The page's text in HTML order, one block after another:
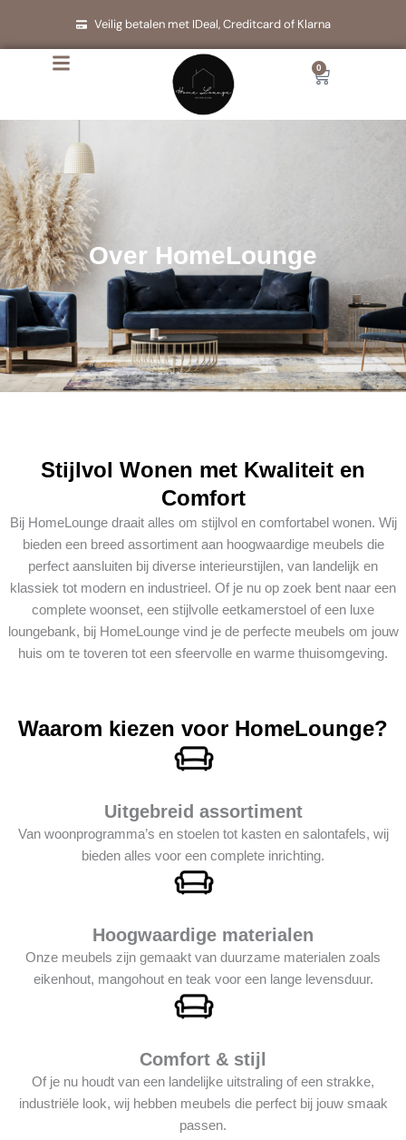
de
Veilig betalen met IDeal, Creditcard of Klarna
0
Cart
Over HomeLounge
Stijlvol Wonen met Kwaliteit en
Comfort
Bij HomeLounge draait alles om stijlvol en comfortabel wonen. Wij
bieden een breed assortiment aan hoogwaardige meubels die
perfect aansluiten bij diverse interieurstijlen, van landelijk en
klassiek tot modern en industrieel. Of je nu op zoek bent naar een
complete woonset, een stijlvolle eetkamerstoel of een luxe
loungebank, bij HomeLounge vind je de perfecte meubels om jouw
huis om te toveren tot een sfeervolle en warme thuisomgeving.
Waarom kiezen voor HomeLounge?
Uitgebreid assortiment
Van woonprogramma’s en stoelen tot kasten en salontafels, wij
bieden alles voor een complete inrichting.
Hoogwaardige materialen
Onze meubels zijn gemaakt van duurzame materialen zoals
eikenhout, mangohout en teak voor een lange levensduur.
Comfort & stijl
Of je nu houdt van een landelijke uitstraling of een strakke,
industriële look, wij hebben meubels die perfect bij jouw smaak
passen.